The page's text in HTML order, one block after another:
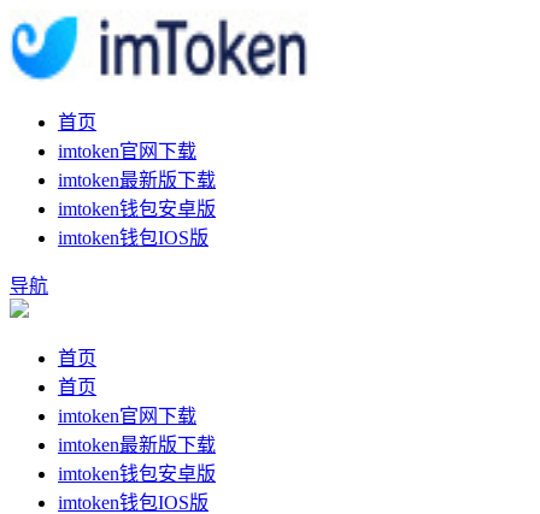
首页
imtoken官网下载
imtoken最新版下载
imtoken钱包安卓版
imtoken钱包IOS版
导航
首页
首页
imtoken官网下载
imtoken最新版下载
imtoken钱包安卓版
imtoken钱包IOS版